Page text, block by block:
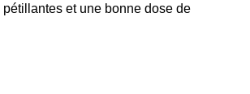
et une bonne dose de